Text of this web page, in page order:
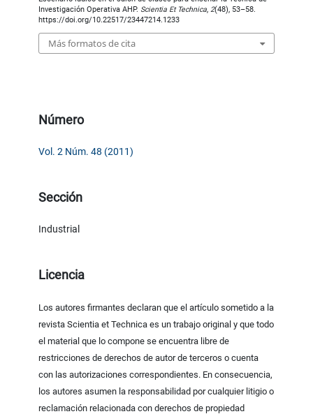
Investigación Operativa AHP. Scientia Et Technica,2(48), 53–58.
https://doi.org/10.22517/23447214.1233
Más formatos de cita
Número
Vol. 2 Núm. 48 (2011)
Sección
Industrial
Licencia
Los autores firmantes declaran que el artículo sometido a la
revista Scientia et Technica es un trabajo original y que todo
el material que lo compone se encuentra libre de
restricciones de derechos de autor de terceros o cuenta
con las autorizaciones correspondientes. En consecuencia,
los autores asumen la responsabilidad por cualquier litigio o
reclamación relacionada con derechos de propiedad